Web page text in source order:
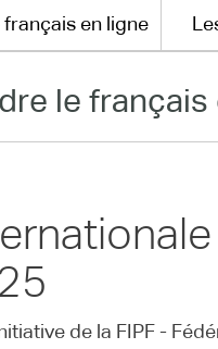
français en ligne
le français
de la FIPF -